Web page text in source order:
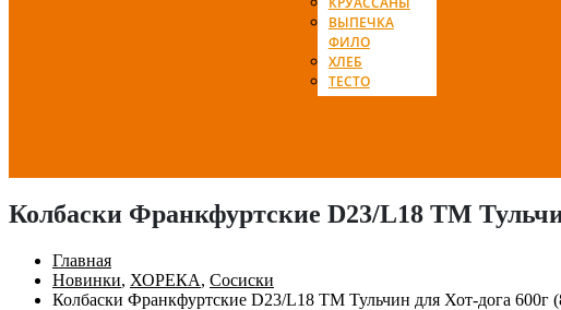
ВЫПЕЧКА
ФИЛО
ХЛЕБ
ТЕСТО
Колбаски Франкфуртские D23/L18 ТМ
Главная
Новинки, ХОРЕКА, Сосиски
Колбаски Франкфуртские D23/L18 ТМ Тульчин для Хот-дога 600г